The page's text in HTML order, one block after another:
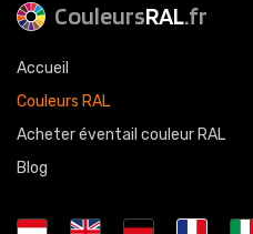
CouleursRAL.fr
Accueil
Couleurs RAL
Acheter éventail couleur RAL
Blog